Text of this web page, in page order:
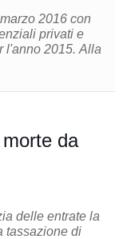
2016 con
privati e
l'anno 2015. Alla
da
delle entrate la
tassazione di